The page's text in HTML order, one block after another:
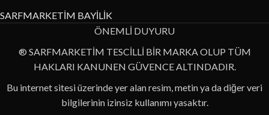
SARFMARKETİM BAYİLİK
ÖNEMLİ DUYURU
® SARFMARKETİM TESCİLLİ BİR MARKA OLUP TÜM
HAKLARI KANUNEN GÜVENCE ALTINDADIR.
Bu internet sitesi üzerinde yer alan resim, metin ya da diğer veri
bilgilerinin izinsiz kullanımı yasaktır.